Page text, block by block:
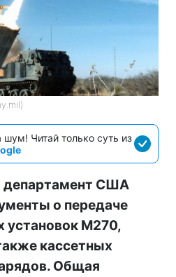
Читай только суть из
департамент США
о передаче
установок M270,
кассетных
Общая